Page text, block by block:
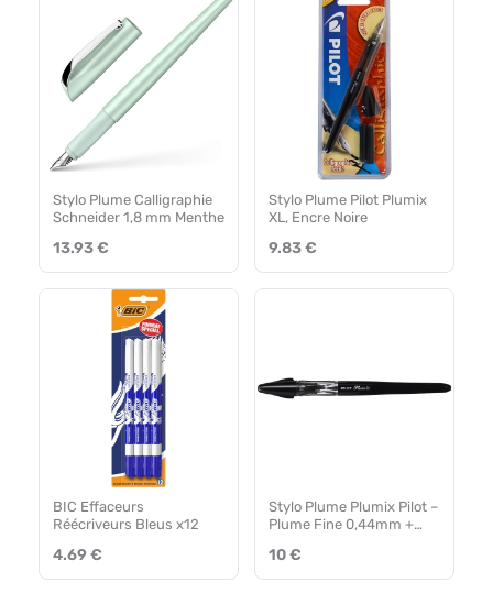
Stylo Plume Calligraphie
Schneider 1,8 mm Menthe
13.93 €
Stylo Plume Pilot Plumix
XL, Encre Noire
9.83 €
BIC Effaceurs
Réécriveurs Bleus x12
4.69 €
Stylo Plume Plumix Pilot –
Plume Fine 0,44mm +
10 €